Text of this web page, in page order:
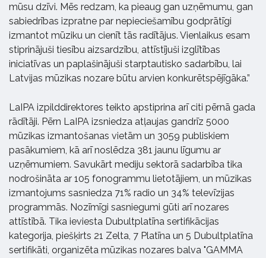
mūsu dzīvi. Mēs redzam, ka pieaug gan uzņēmumu, gan
sabiedrības izpratne par nepieciešamību godprātīgi
izmantot mūziku un cienīt tās radītājus. Vienlaikus esam
stiprinājuši tiesību aizsardzību, attīstījuši izglītības
iniciatīvas un paplašinājuši starptautisko sadarbību, lai
Latvijas mūzikas nozare būtu arvien konkurētspējīgāka.”
LaIPA izpilddirektores teikto apstiprina arī citi pērnā gada
rādītāji. Pērn LaIPA izsniedza atļaujas gandrīz 5000
mūzikas izmantošanas vietām un 3059 publiskiem
pasākumiem, kā arī noslēdza 381 jaunu līgumu ar
uzņēmumiem. Savukārt mediju sektorā sadarbība tika
nodrošināta ar 105 fonogrammu lietotājiem, un mūzikas
izmantojums sasniedza 71% radio un 34% televīzijas
programmās. Nozīmīgi sasniegumi gūti arī nozares
attīstībā. Tika ieviesta Dubultplatīna sertifikācijas
kategorija, piešķirts 21 Zelta, 7 Platīna un 5 Dubultplatīna
sertifikāti, organizēta mūzikas nozares balva "GAMMA